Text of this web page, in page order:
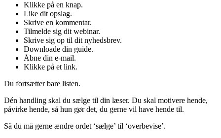
Klikke på en knap.
Like dit opslag.
Skrive en kommentar.
Tilmelde sig dit webinar.
Skrive sig op til dit nyhedsbrev.
Downloade din guide.
Åbne din e-mail.
Klikke på et link.
Du fortsætter bare listen.
Dén handling skal du sælge til din læser. Du skal motivere hende,
påvirke hende, så hun gør det, du gerne vil have hende til.
Så du må gerne ændre ordet ‘sælge’ til ‘overbevise’.